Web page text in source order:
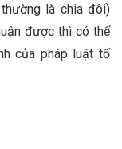
là chia đôi)
được thì có thể
của pháp luật tố